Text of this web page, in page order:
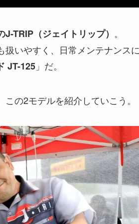
J-TRIP（ジェイトリップ） 。
扱いやすく、日常メンテナンス
JT-125 」だ。
の2モデルを紹介していこう。